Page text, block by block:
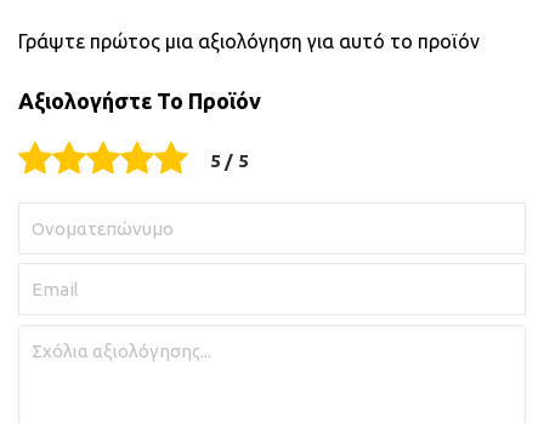
Γράψτε πρώτος μια αξιολόγηση για αυτό το προϊόν
Αξιολογήστε Το Προϊόν